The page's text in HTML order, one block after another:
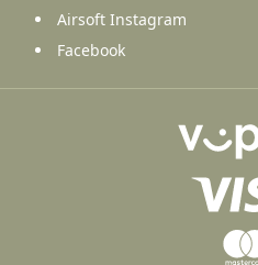
Airsoft Instagram
Facebook